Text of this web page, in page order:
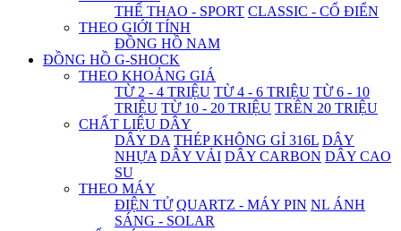
THỂ THAO - SPORT CLASSIC - CỔ ĐIỂN
THEO GIỚI TÍNH
ĐỒNG HỒ NAM
ĐỒNG HỒ G-SHOCK
THEO KHOẢNG GIÁ
TỪ 2 - 4 TRIỆU TỪ 4 - 6 TRIỆU TỪ 6 - 10
TRIỆU TỪ 10 - 20 TRIỆU TRÊN 20 TRIỆU
CHẤT LIỆU DÂY
DÂY DA THÉP KHÔNG GỈ 316L DÂY
NHỰA DÂY VẢI DÂY CARBON DÂY CAO
SU
THEO MÁY
ĐIỆN TỬ QUARTZ - MÁY PIN NL ÁNH
SÁNG - SOLAR